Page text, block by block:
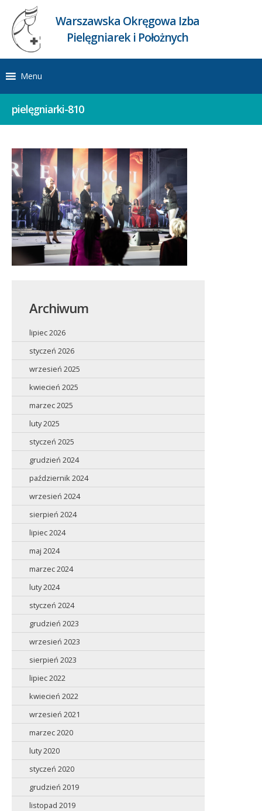
Warszawska Okręgowa Izba
Pielęgniarek i Położnych
Menu
pielęgniarki-810
Archiwum
lipiec 2026
styczeń 2026
wrzesień 2025
kwiecień 2025
marzec 2025
luty 2025
styczeń 2025
grudzień 2024
październik 2024
wrzesień 2024
sierpień 2024
lipiec 2024
maj 2024
marzec 2024
luty 2024
styczeń 2024
grudzień 2023
wrzesień 2023
sierpień 2023
lipiec 2022
kwiecień 2022
wrzesień 2021
marzec 2020
luty 2020
styczeń 2020
grudzień 2019
listopad 2019